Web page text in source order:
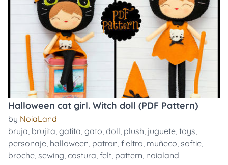
Halloween cat girl. Witch doll (PDF Pattern)
by NoiaLand
bruja, brujita, gatita, gato, doll, plush, juguete, toys,
personaje, halloween, patron, fieltro, muñeco, softie,
broche, sewing, costura, felt, pattern, noialand